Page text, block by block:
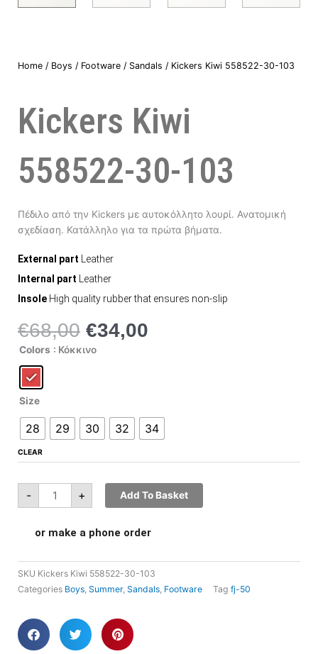
Home / Boys / Footware / Sandals / Kickers Kiwi 558522-30-103
Kickers Kiwi
558522-30-103
Πέδιλο από την Kickers με αυτοκόλλητο λουρί. Ανατομική
σχεδίαση. Κατάλληλο για τα πρώτα βήματα.
External part Leather
Internal part
Leather
Insole High quality rubber that ensures non-slip
€68,00 Original
price
€34,00
Colors : Κόκκινο
Size
28 29 30 32 34
CLEAR
-
Kickers
Kiwi
30-
quantity
+ Add To Basket
or make a phone order
SKU Kickers Kiwi 558522-30-103
Categories Boys Summer, Sandals Footware Tag fj-50